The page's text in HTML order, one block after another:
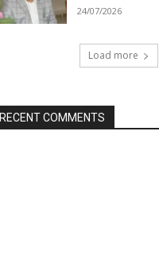
24/07/2026
Load more
RECENT COMMENTS